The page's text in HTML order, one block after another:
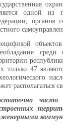
одной из
органов
среди
только 47
располагаться
часто